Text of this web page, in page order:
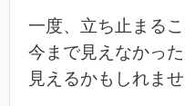
一度、立ち止まる
今まで見えなかっ
見えるかもしれませ